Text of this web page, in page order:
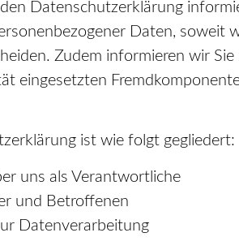
Datenschutzerklärung
Daten, soweit
Zudem informieren wir
eingesetzten
ist wie folgt gegliedert:
uns als Verantwortliche
und Betroffenen
Datenverarbeitung